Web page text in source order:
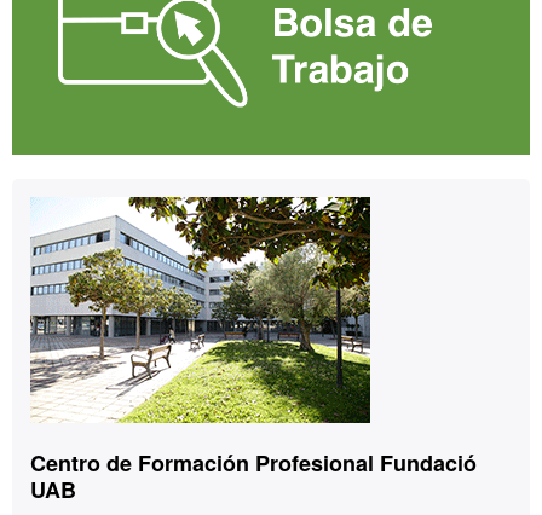
Contacto
Centro de Formación Profesional Fundació
UAB